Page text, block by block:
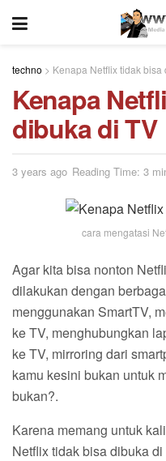
techno > Kenapa Netflix tidak bisa
Kenapa
dibuka di TV
3 years ago Reading Time: 3
cara mengatasi
Agar kita bisa nonton
dilakukan dengan
menggunakan SmartTV,
ke TV, menghubungkan
ke TV, mirroring dari
kamu kesini bukan untuk
bukan?.
Karena memang untuk
Netflix tidak bisa dibuka